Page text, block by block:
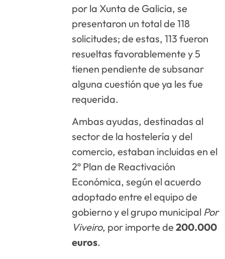
por la Xunta de Galicia, se
presentaron un total de 118
solicitudes; de estas, 113 fueron
resueltas favorablemente y 5
tienen pendiente de subsanar
alguna cuestión que ya les fue
requerida.
Ambas ayudas, destinadas al
sector de la hostelería y del
comercio, estaban incluidas en el
2º Plan de Reactivación
Económica, según el acuerdo
adoptado entre el equipo de
gobierno y el grupo municipal Por
Viveiro, por importe de200.000
euros.